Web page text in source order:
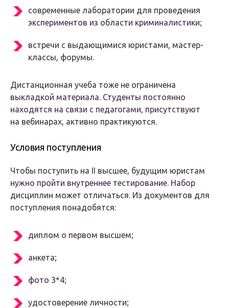
современные лаборатории для проведения
экспериментов из области криминалистики;
встречи с выдающимися юристами, мастер-
классы, форумы.
Дистанционная учеба тоже не ограничена
выкладкой материала. Студенты постоянно
находятся на связи с педагогами, присутствуют
на вебинарах, активно практикуются.
Условия поступления
Чтобы поступить на II высшее, будущим юристам
нужно пройти внутреннее тестирование. Набор
дисциплин может отличаться. Из документов для
поступления понадобятся:
диплом о первом высшем;
анкета;
фото 3*4;
удостоверение личности;